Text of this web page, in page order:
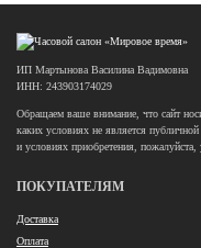
ИП Мартынова Василина Вадимовна
ИНН: 243903174029
Обращаем ваше внимание, что сайт
каких условиях не является
и условиях приобретения,
ПОКУПАТЕЛЯМ
Доставка
Оплата